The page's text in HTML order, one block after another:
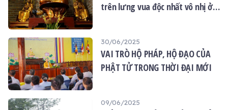
trên lưng vua độc nhất vô nhị ở
30/06/2025
VAI TRÒ HỘ PHÁP, HỘ ĐẠO CỦA
PHẬT TỬ TRONG THỜI ĐẠI MỚI
09/06/2025